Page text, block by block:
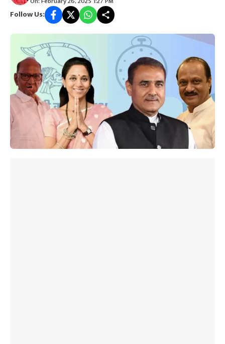
Follow Us: